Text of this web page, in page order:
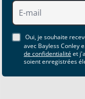
Oui, je souhaite
avec Bayless Conley
de confidentialitéet
soient enregistrées